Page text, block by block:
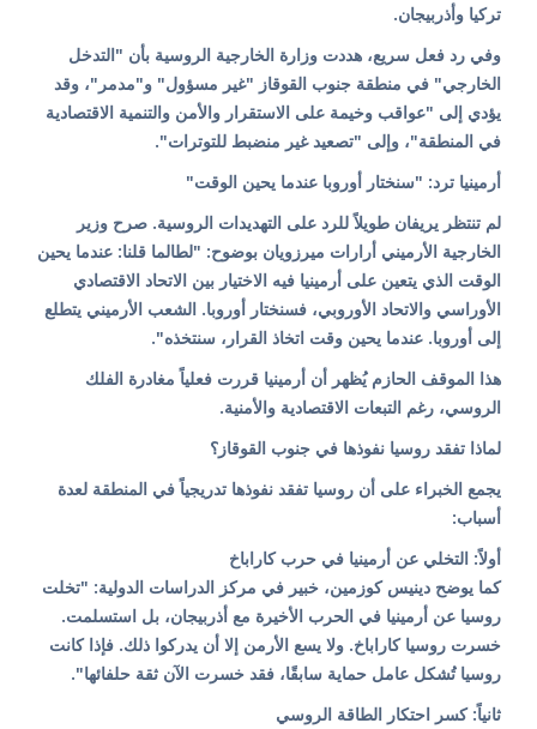
تركيا وأذربيجان.
وفي رد فعل سريع، هددت وزارة الخارجية الروسية بأن "التدخل
الخارجي" في منطقة جنوب القوقاز "غير مسؤول" و"مدمر"، وقد
يؤدي إلى "عواقب وخيمة على الاستقرار والأمن والتنمية الاقتصادية
في المنطقة"، وإلى "تصعيد غير منضبط للتوترات".
أرمينيا ترد: "سنختار أوروبا عندما يحين الوقت"
لم تنتظر يريفان طويلاً للرد على التهديدات الروسية. صرح وزير
الخارجية الأرميني أرارات ميرزويان بوضوح: "لطالما قلنا: عندما يحين
الوقت الذي يتعين على أرمينيا فيه الاختيار بين الاتحاد الاقتصادي
الأوراسي والاتحاد الأوروبي، فسنختار أوروبا. الشعب الأرميني يتطلع
إلى أوروبا. عندما يحين وقت اتخاذ القرار، سنتخذه".
هذا الموقف الحازم يُظهر أن أرمينيا قررت فعلياً مغادرة الفلك
الروسي، رغم التبعات الاقتصادية والأمنية.
لماذا تفقد روسيا نفوذها في جنوب القوقاز؟
يجمع الخبراء على أن روسيا تفقد نفوذها تدريجياً في المنطقة لعدة
أسباب:
أولاً: التخلي عن أرمينيا في حرب كاراباخ
كما يوضح دينيس كوزمين، خبير في مركز الدراسات الدولية: "تخلت
روسيا عن أرمينيا في الحرب الأخيرة مع أذربيجان، بل استسلمت.
خسرت روسيا كاراباخ. ولا يسع الأرمن إلا أن يدركوا ذلك. فإذا كانت
روسيا تُشكل عامل حماية سابقًا، فقد خسرت الآن ثقة حلفائها".
ثانياً: كسر احتكار الطاقة الروسي